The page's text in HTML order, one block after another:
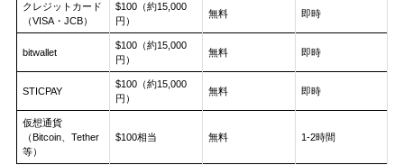
クレジットカード
（VISA・JCB）
$100（約15,000
円）
無料 即時
bitwallet
$100（約15,000
円）
無料 即時
STICPAY
$100（約15,000
円）
無料 即時
仮想通貨
（Bitcoin、Tether
等）
$100相当 無料 1-2時間